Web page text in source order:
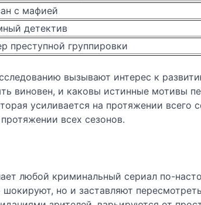
с мафией
детектив
преступной группировки
вызывают интерес к
виновен, и каковы истинные мотивы
усиливается на протяжении всего
всех сезонов.
любой криминальный сериал по-
но и заставляют